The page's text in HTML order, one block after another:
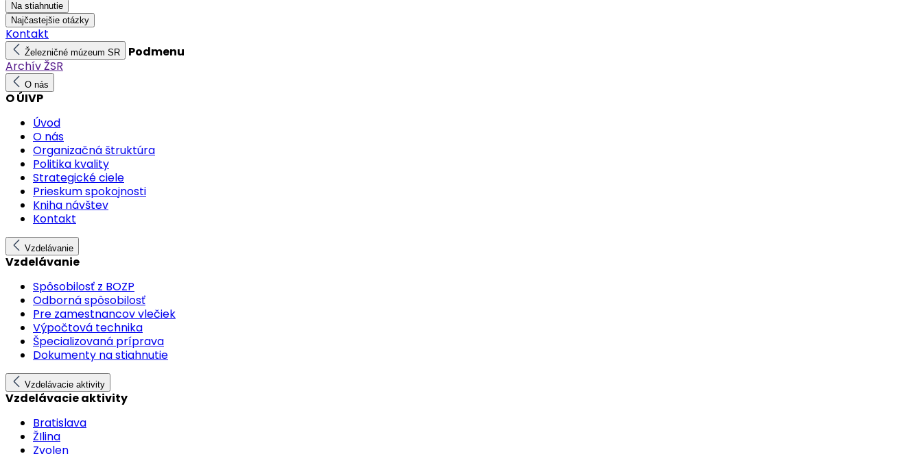
Na stiahnutie
Najčastejšie otázky
Kontakt
Železničné múzeum SR
Podmenu
Archív ŽSR
O nás
O ÚIVP
Úvod
O nás
Organizačná štruktúra
Politika kvality
Strategické ciele
Prieskum spokojnosti
Kniha návštev
Kontakt
Vzdelávanie
Vzdelávanie
Spôsobilosť z BOZP
Odborná spôsobilosť
Pre zamestnancov vlečiek
Výpočtová technika
Špecializovaná príprava
Dokumenty na stiahnutie
Vzdelávacie aktivity
Vzdelávacie aktivity
Bratislava
ŽIlina
Zvolen